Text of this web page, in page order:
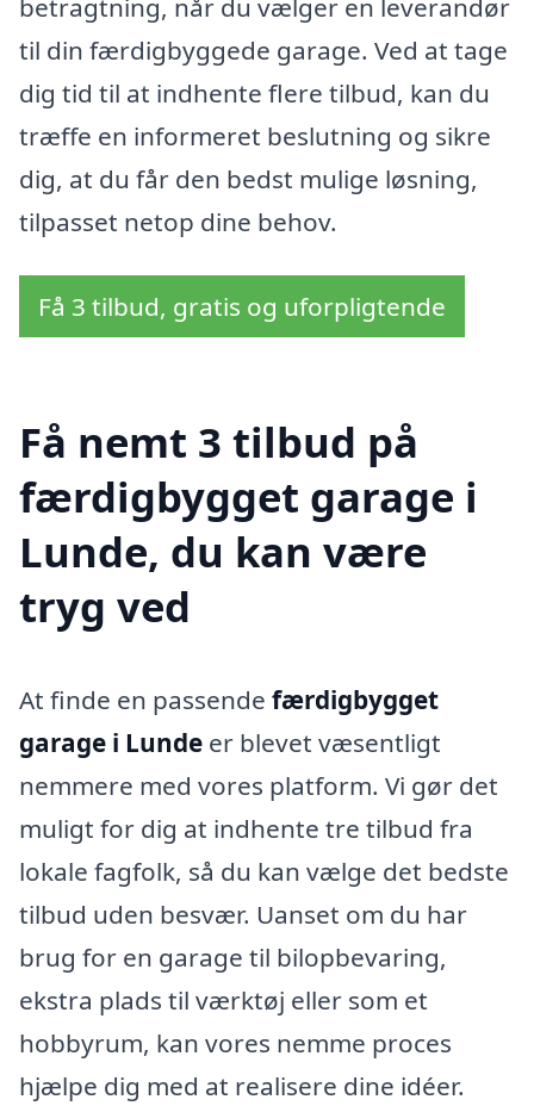
betragtning, når du vælger en leverandør
til din færdigbyggede garage. Ved at tage
dig tid til at indhente flere tilbud, kan du
træffe en informeret beslutning og sikre
dig, at du får den bedst mulige løsning,
tilpasset netop dine behov.
Få 3 tilbud, gratis og uforpligtende
Få nemt 3 tilbud på
færdigbygget garage i
Lunde, du kan være
tryg ved
At finde en passende færdigbygget
garage i Lunde er blevet væsentligt
nemmere med vores platform. Vi gør det
muligt for dig at indhente tre tilbud fra
lokale fagfolk, så du kan vælge det bedste
tilbud uden besvær. Uanset om du har
brug for en garage til bilopbevaring,
ekstra plads til værktøj eller som et
hobbyrum, kan vores nemme proces
hjælpe dig med at realisere dine idéer.